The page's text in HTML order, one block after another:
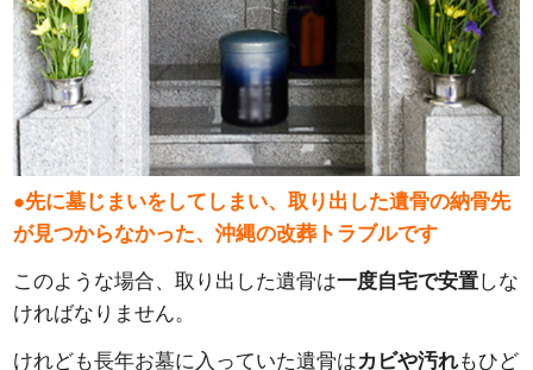
●先に墓じまいをしてしまい、取り出した遺骨の納骨先
が見つからなかった、沖縄の改葬トラブルです
このような場合、取り出した遺骨は一度自宅で安置しな
ければなりません。
けれども長年お墓に入っていた遺骨はカビや汚れもひど